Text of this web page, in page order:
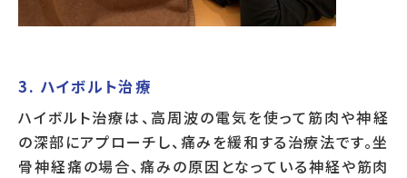
3. ハイボルト治療
ハイボルト治療は、高周波の電気を使って筋肉や神経
の深部にアプローチし、痛みを緩和する治療法です。坐
骨神経痛の場合、痛みの原因となっている神経や筋肉